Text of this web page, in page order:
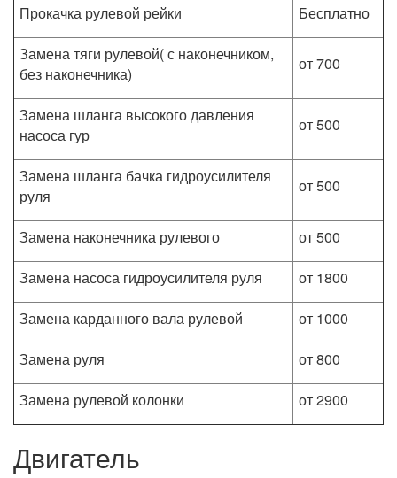
Прокачка рулевой рейки
Бесплатно
Замена тяги рулевой( с наконечником,
без наконечника)
от 700
Замена шланга высокого давления
насоса гур
от 500
Замена шланга бачка гидроусилителя
руля
от 500
Замена наконечника рулевого
от 500
Замена насоса гидроусилителя руля
от 1800
Замена карданного вала рулевой
от 1000
Замена руля
от 800
Замена рулевой колонки
от 2900
Двигатель